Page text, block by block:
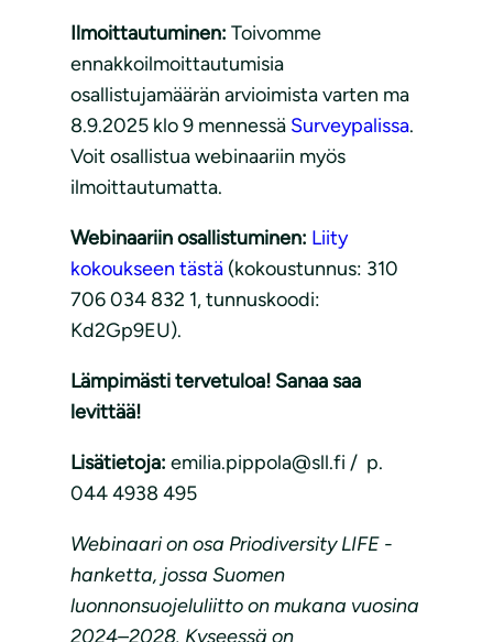
Ilmoittautuminen: Toivomme
ennakkoilmoittautumisia
osallistujamäärän arvioimista varten ma
8.9.2025 klo 9 mennessä Surveypalissa.
Voit osallistua webinaariin myös
ilmoittautumatta.
Webinaariin osallistuminen: Liity
kokoukseen tästä (kokoustunnus: 310
706 034 832 1, tunnuskoodi:
Kd2Gp9EU).
Lämpimästi tervetuloa! Sanaa saa
levittää!
Lisätietoja: emilia.pippola@sll.fi / p.
044 4938 495
Webinaari on osa Priodiversity LIFE -
hanketta, jossa Suomen
luonnonsuojeluliitto on mukana vuosina
2024–2028. Kyseessä on